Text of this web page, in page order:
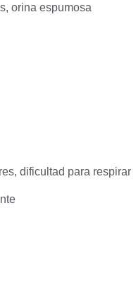
orina espumosa
dificultad para respirar